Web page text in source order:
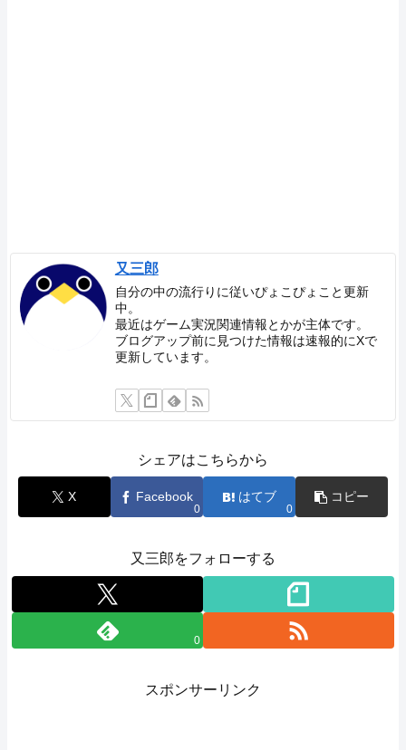
又三郎
自分の中の流行りに従いぴょこぴょこと更新
中。
最近はゲーム実況関連情報とかが主体です。
ブログアップ前に見つけた情報は速報的にXで
更新しています。
シェアはこちらから
X Facebook
0
はてブ
0
コピー
又三郎をフォローする
0
スポンサーリンク